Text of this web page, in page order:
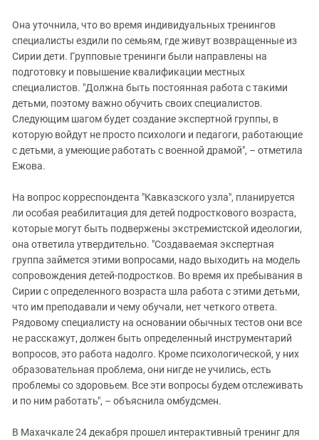
Она уточнила, что во время индивидуальных тренингов
специалисты ездили по семьям, где живут возвращенные из
Сирии дети. Групповые тренинги были направлены на
подготовку и повышение квалификации местных
специалистов. "Должна быть постоянная работа с такими
детьми, поэтому важно обучить своих специалистов.
Следующим шагом будет создание экспертной группы, в
которую войдут не просто психологи и педагоги, работающие
с детьми, а умеющие работать с военной драмой", – отметила
Ежова.
На вопрос корреспондента "Кавказского узла", планируется
ли особая реабилитация для детей подросткового возраста,
которые могут быть подвержены экстремистской идеологии,
она ответила утвердительно. "Создаваемая экспертная
группа займется этими вопросами, надо выходить на модель
сопровождения детей-подростков. Во время их пребывания в
Сирии с определенного возраста шла работа с этими детьми,
что им преподавали и чему обучали, нет четкого ответа.
Рядовому специалисту на основании обычных тестов они все
не расскажут, должен быть определенный инструментарий
вопросов, это работа надолго. Кроме психологической, у них
образовательная проблема, они нигде не учились, есть
проблемы со здоровьем. Все эти вопросы будем отслеживать
и по ним работать", – объяснила омбудсмен.
В Махачкале 24 декабря прошел интерактивный тренинг для